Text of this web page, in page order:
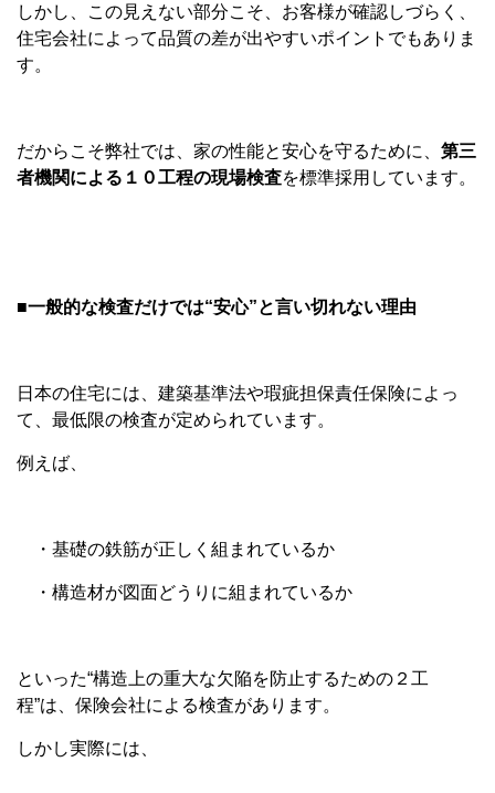
しかし、この見えない部分こそ、お客様が確認しづらく、
住宅会社によって品質の差が出やすいポイントでもありま
す。
だからこそ弊社では、家の性能と安心を守るために、 第三
者機関による１０工程の現場検査を標準採用しています。
■一般的な検査だけでは“安心”と言い切れない理由
日本の住宅には、建築基準法や瑕疵担保責任保険によっ
て、最低限の検査が定められています。
例えば、
・基礎の鉄筋が正しく組まれているか
・構造材が図面どうりに組まれているか
といった“構造上の重大な欠陥を防止するための２工
程”は、保険会社による検査があります。
しかし実際には、